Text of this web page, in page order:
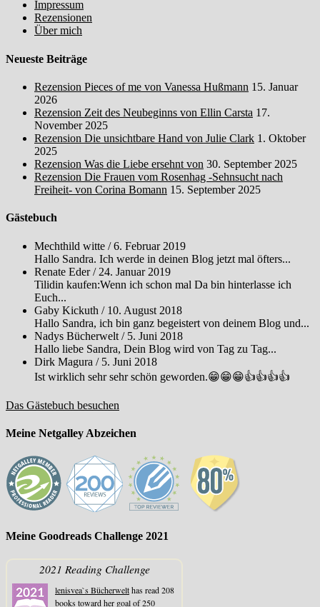
Impressum
Rezensionen
Über mich
Neueste Beiträge
Rezension Pieces of me von Vanessa Hußmann 15. Januar
2026
Rezension Zeit des Neubeginns von Ellin Carsta 17.
November 2025
Rezension Die unsichtbare Hand von Julie Clark 1. Oktober
2025
Rezension Was die Liebe ersehnt von 30. September 2025
Rezension Die Frauen vom Rosenhag -Sehnsucht nach
Freiheit- von Corina Bomann 15. September 2025
Gästebuch
Mechthild witte /6. Februar 2019
Hallo Sandra. Ich werde in deinen Blog jetzt mal öfters...
Renate Eder/ 24. Januar 2019
Tilidin kaufen:Wenn ich schon mal Da bin hinterlasse ich
Euch...
Gaby Kickuth / 10. August 2018
Hallo Sandra, ich bin ganz begeistert von deinem Blog und...
Nadys Bücherwelt / 5. Juni 2018
Hallo liebe Sandra, Dein Blog wird von Tag zu Tag...
Dirk Magura / 5. Juni 2018
Ist wirklich sehr sehr schön geworden.😁😁😁👍👍👍👍
Das Gästebuch besuchen
Meine Netgalley Abzeichen
Meine Goodreads Challenge 2021
2021 Reading Challenge
lenisvea`s Bücherwelthas read 208
books toward her goal of 250